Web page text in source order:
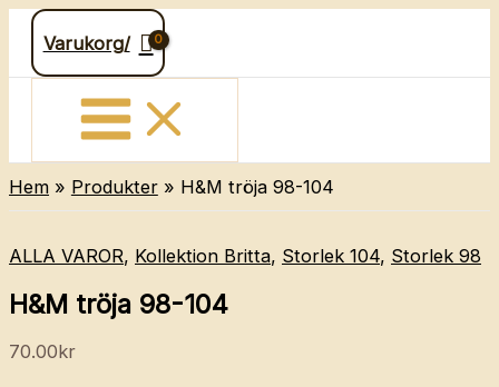
Hoppa
innehåll
Varukorg/
Hem Produkter H&M tröja 98-104
ALLA VAROR, Kollektion Britta, Storlek 104, Storlek 98
H&M tröja 98-104
70.00kr